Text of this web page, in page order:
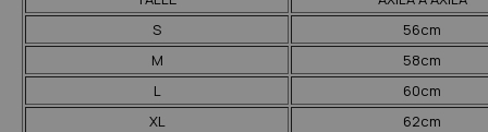
S
56cm
M
58cm
L
60cm
XL
62cm